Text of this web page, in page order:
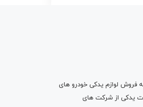
فروش لوازم یدکی خودرو های
قطعات یدکی از شرکت های